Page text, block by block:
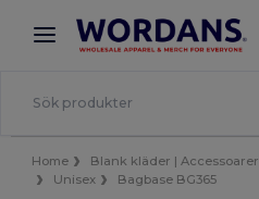
× Wordans-app
Bättre priser i appen!
Home Blank kläder | Accessoarer
Unisex
Bagbase BG365